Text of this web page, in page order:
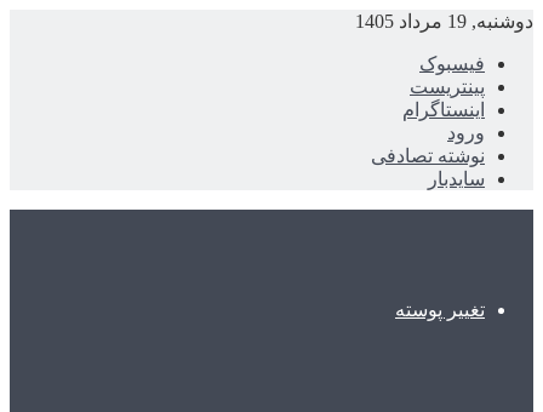
دوشنبه, 19 مرداد 1405
فیسبوک
پینتریست
اینستاگرام
ورود
نوشته تصادفی
سایدبار
تغییر پوسته